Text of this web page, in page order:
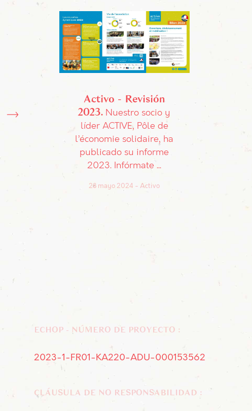
Activo - Revisión
2023 Nuestro socio y
líder ACTIVE, Pôle de
l’économie solidaire, ha
publicado su informe
2023. Infórmate ...
28 mayo 2024 Activo
ECHOP - NÚMERO DE PROYECTO :
2023-1-FR01-KA220-ADU-000153562
CLÁUSULA DE NO RESPONSABILIDAD :